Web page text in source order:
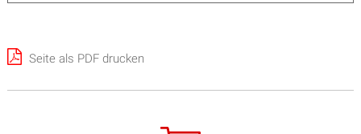
Seite als PDF drucken